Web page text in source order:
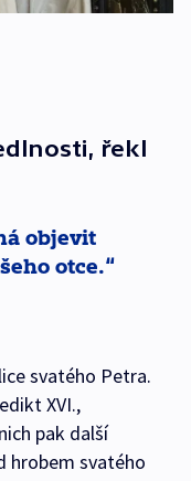
řekl
objevit
otce.
svatého Petra.
XVI.,
pak další
hrobem svatého